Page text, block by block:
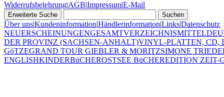
Widerrufsbelehrung|AGB|Impressum|E-Mail
Über uns|Kundeninformation|Händlerinformation|Links|Datenschutz
NEUERSCHEINUNGENGESAMTVERZEICHNIS
DER PROVINZ (SACHSEN-ANHALT)VINYL-PLATTEN, CD,
GöTZEGRAND TOUR GIEBLER & MORITZSIMONE
ENGLISHKINDERBüCHEROSTSEE BüCHEREDITION ZEIT-